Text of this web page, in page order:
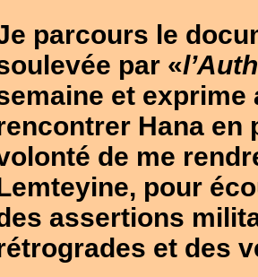
parcours le
par «
et
Hana en
de me
, pour
assertions
et des